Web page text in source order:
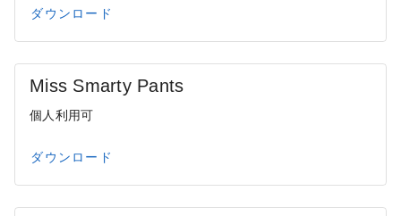
ダウンロード
Miss Smarty Pants
個人利用可
ダウンロード